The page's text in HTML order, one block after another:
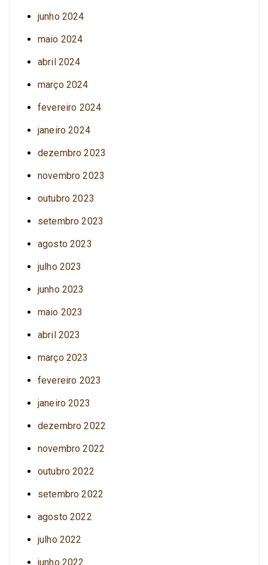
junho 2024
maio 2024
abril 2024
março 2024
fevereiro 2024
janeiro 2024
dezembro 2023
novembro 2023
outubro 2023
setembro 2023
agosto 2023
julho 2023
junho 2023
maio 2023
abril 2023
março 2023
fevereiro 2023
janeiro 2023
dezembro 2022
novembro 2022
outubro 2022
setembro 2022
agosto 2022
julho 2022
junho 2022